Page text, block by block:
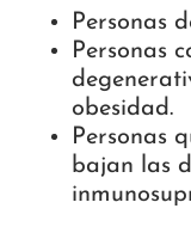
Personas
Personas
obesidad.
Personas
bajan las